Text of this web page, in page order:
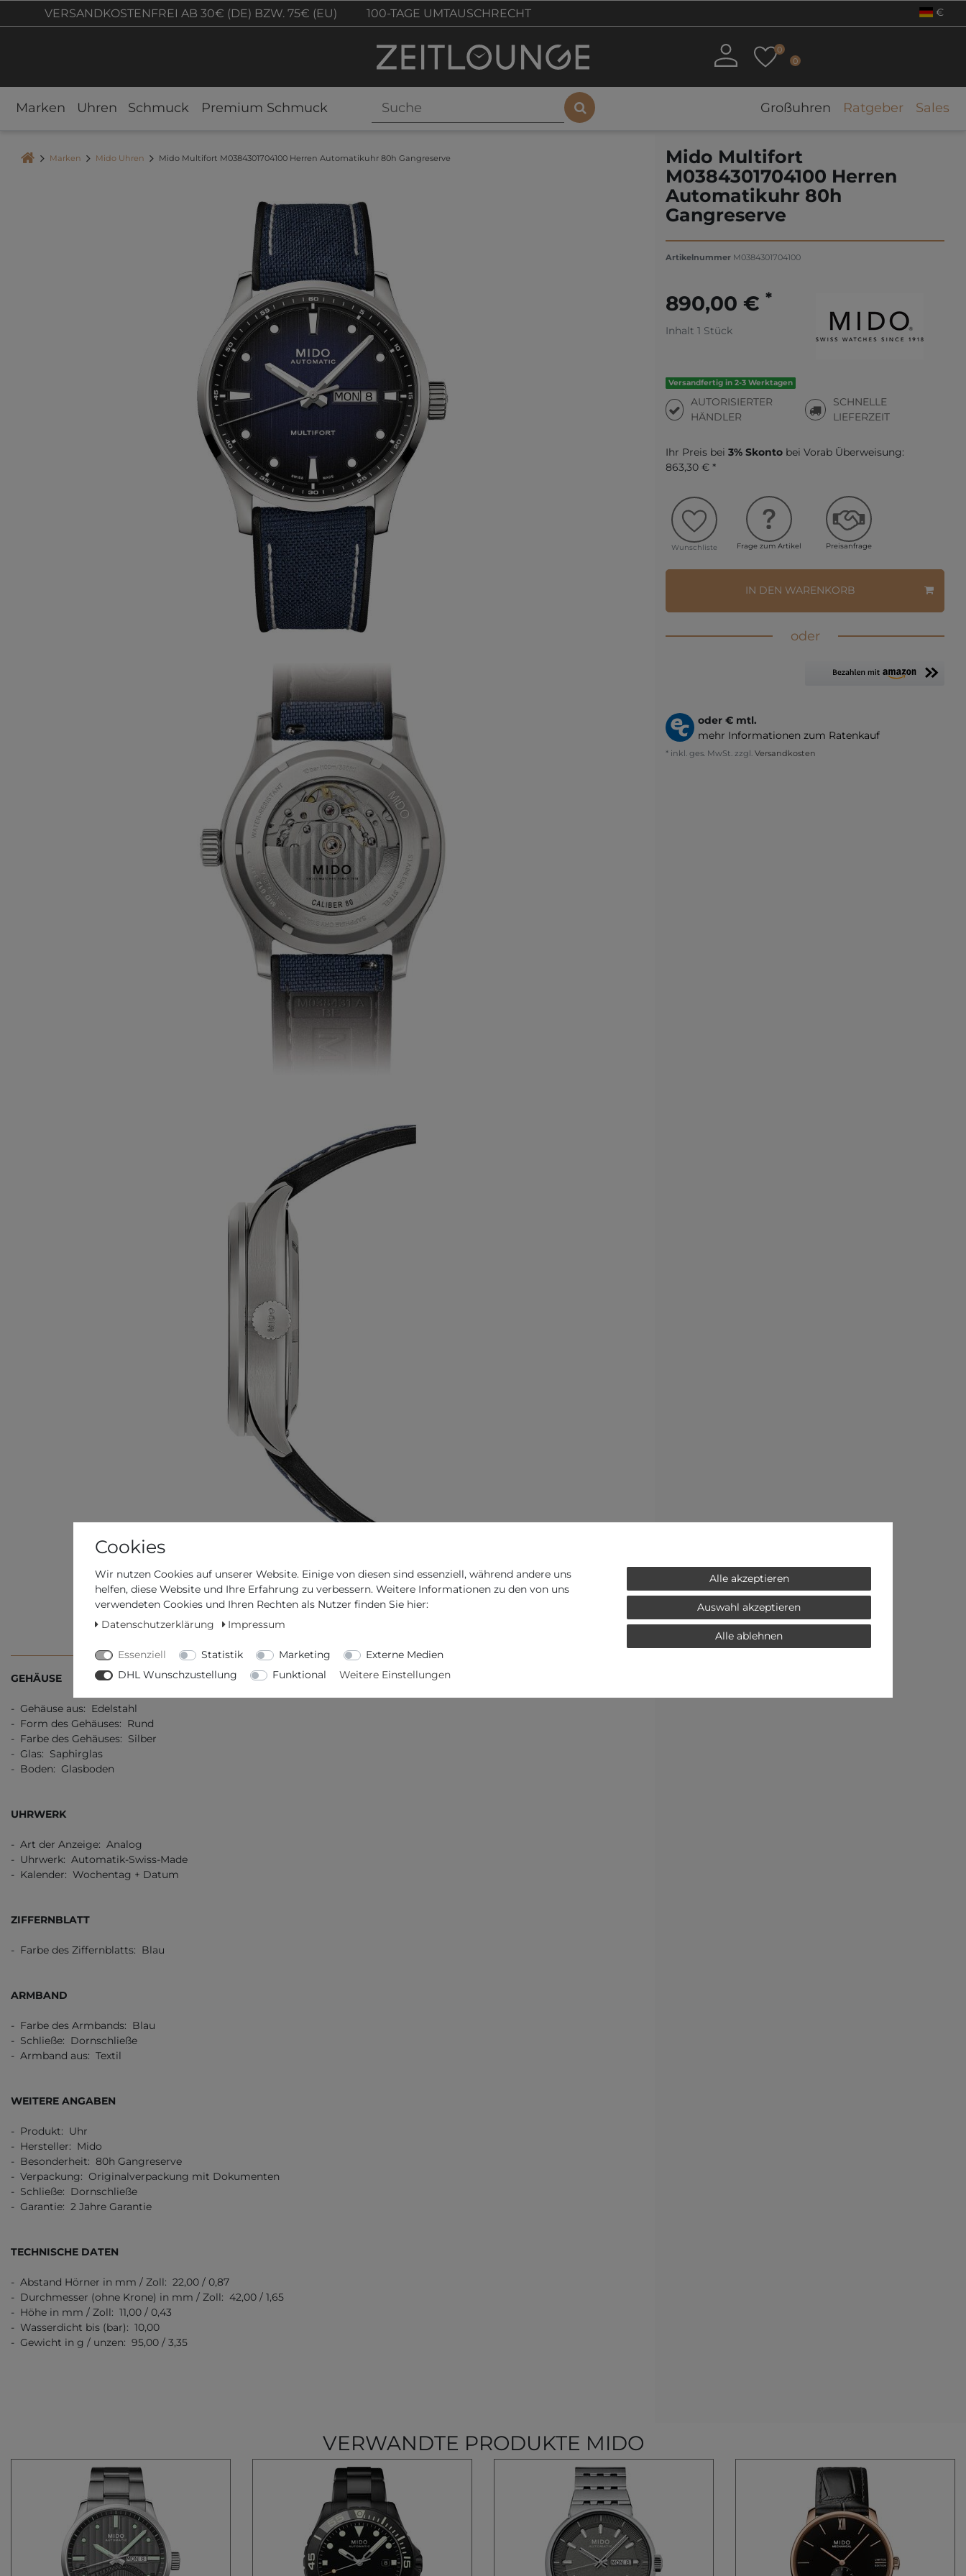
VERSANDKOSTENFREI AB 30€ (DE) BZW. 75€ (EU) 100-TAGE UMTAUSCHRECHT €
0
0
Marken Uhren Schmuck Premium Schmuck Großuhren Ratgeber Sales
Marken Mido Uhren Mido Multifort M0384301704100 Herren Automatikuhr 80h Gangreserve
Art.-ID - 133472
TECHNISCHE DATEN WEITERE DETAILS
GEHÄUSE
- Gehäuse aus: Edelstahl
- Form des Gehäuses: Rund
- Farbe des Gehäuses: Silber
- Glas: Saphirglas
- Boden: Glasboden
UHRWERK
- Art der Anzeige: Analog
- Uhrwerk: Automatik-Swiss-Made
- Kalender: Wochentag + Datum
ZIFFERNBLATT
- Farbe des Ziffernblatts: Blau
ARMBAND
- Farbe des Armbands: Blau
- Schließe: Dornschließe
- Armband aus: Textil
WEITERE ANGABEN
- Produkt: Uhr
- Hersteller: Mido
- Besonderheit: 80h Gangreserve
- Verpackung: Originalverpackung mit Dokumenten
- Schließe: Dornschließe
- Garantie: 2 Jahre Garantie
TECHNISCHE DATEN
- Abstand Hörner in mm / Zoll: 22,00 / 0,87
- Durchmesser (ohne Krone) in mm / Zoll: 42,00 / 1,65
- Höhe in mm / Zoll: 11,00 / 0,43
- Wasserdicht bis (bar): 10,00
- Gewicht in g / unzen: 95,00 / 3,35
Mido Multifort
M0384301704100 Herren
Automatikuhr 80h
Gangreserve
Artikelnummer M0384301704100
890,00 € *
Inhalt 1 Stück
Versandfertig in 2-3 Werktagen
AUTORISIERTER
HÄNDLER
SCHNELLE
LIEFERZEIT
Ihr Preis bei 3% Skonto bei Vorab Überweisung:
863,30 € *
Wunschliste Frage zum Artikel Preisanfrage
IN DEN WARENKORB
oder
oder € mtl.
mehr Informationen zum Ratenkauf
* inkl. ges. MwSt. zzgl. Versandkosten
VERWANDTE PRODUKTE MIDO
Cookies
Wir nutzen Cookies auf unserer Website. Einige von diesen sind essenziell, während andere uns
helfen, diese Website und Ihre Erfahrung zu verbessern. Weitere Informationen zu den von uns
verwendeten Cookies und Ihren Rechten als Nutzer finden Sie hier:
Datenschutzerklärung
Impressum
Essenziell Statistik Marketing
Externe Medien
DHL Wunschzustellung
Funktional Weitere Einstellungen
Alle akzeptieren
Auswahl akzeptieren
Alle ablehnen